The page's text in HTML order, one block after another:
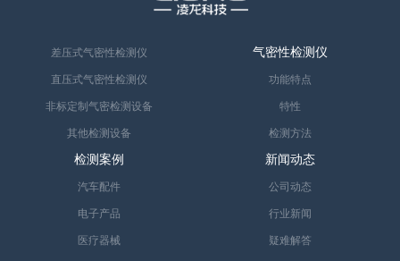
差压式气密性检测仪
直压式气密性检测仪
非标定制气密检测设备
其他检测设备
气密性检测仪
功能特点
特性
检测方法
检测案例
汽车配件
电子产品
医疗器械
新闻动态
公司动态
行业新闻
疑难解答